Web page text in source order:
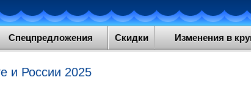
Спецпредложения Скидки Изменения в
и России 2025